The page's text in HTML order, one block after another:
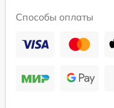
Способы оплаты